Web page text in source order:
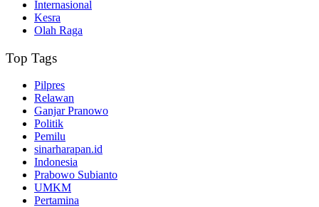
Internasional
Kesra
Olah Raga
Top Tags
Pilpres
Relawan
Ganjar Pranowo
Politik
Pemilu
sinarharapan.id
Indonesia
Prabowo Subianto
UMKM
Pertamina